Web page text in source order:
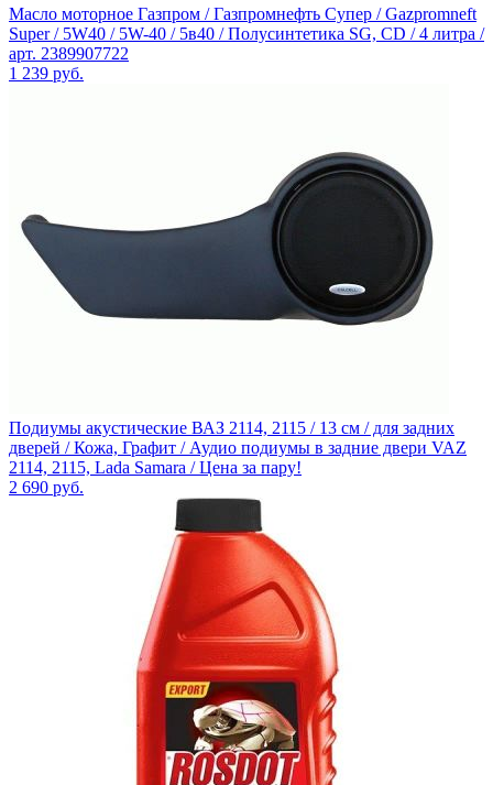
Масло моторное Газпром / Газпромнефть Супер / Gazpromneft
Super / 5W40 / 5W-40 / 5в40 / Полусинтетика SG, CD / 4 литра /
арт. 2389907722
1 239 руб.
Подиумы акустические ВАЗ 2114, 2115 / 13 см / для задних
дверей / Кожа, Графит / Аудио подиумы в задние двери VAZ
2114, 2115, Lada Samara / Цена за пару!
2 690 руб.